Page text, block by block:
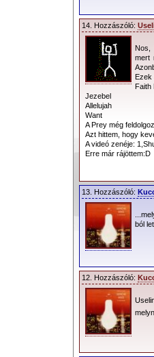
14. Hozzászóló:
Nos,
mert
Ezek
Faith
Jezebel
Allelujah
Want
A Prey még
Azt hittem, hogy
A videó zenéje:
Erre már rájöttem:D
13. Hozzászóló:
ból
12. Hozzászóló: